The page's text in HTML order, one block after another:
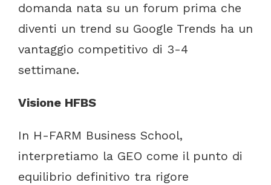
domanda nata su un forum prima che
diventi un trend su Google Trends ha un
vantaggio competitivo di 3-4
settimane.
Visione HFBS
In H-FARM Business School,
interpretiamo la GEO come il punto di
equilibrio definitivo tra rigore